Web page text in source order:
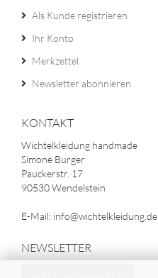
Als Kunde registrieren
Ihr Konto
Merkzettel
Newsletter abonnieren
KONTAKT
Wichtelkleidung handmade
Simone Burger
Pauckerstr. 17
90530 Wendelstein
E-Mail: info@wichtelkleidung.de
NEWSLETTER